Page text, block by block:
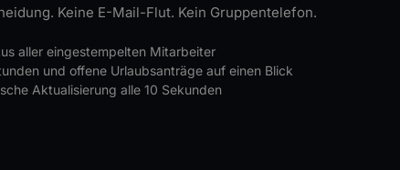
Keine E-Mail-Flut. Kein Gruppentelefon.
aller eingestempelten Mitarbeiter
und offene Urlaubsanträge auf einen Blick
Aktualisierung alle 10 Sekunden